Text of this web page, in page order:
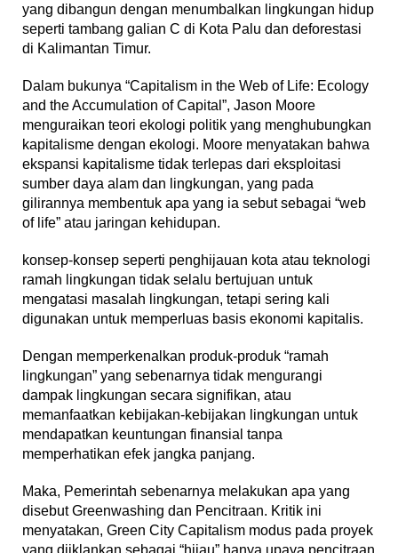
yang dibangun dengan menumbalkan lingkungan hidup
seperti tambang galian C di Kota Palu dan deforestasi
di Kalimantan Timur.
Dalam bukunya “Capitalism in the Web of Life: Ecology
and the Accumulation of Capital”, Jason Moore
menguraikan teori ekologi politik yang menghubungkan
kapitalisme dengan ekologi. Moore menyatakan bahwa
ekspansi kapitalisme tidak terlepas dari eksploitasi
sumber daya alam dan lingkungan, yang pada
gilirannya membentuk apa yang ia sebut sebagai “web
of life” atau jaringan kehidupan.
konsep-konsep seperti penghijauan kota atau teknologi
ramah lingkungan tidak selalu bertujuan untuk
mengatasi masalah lingkungan, tetapi sering kali
digunakan untuk memperluas basis ekonomi kapitalis.
Dengan memperkenalkan produk-produk “ramah
lingkungan” yang sebenarnya tidak mengurangi
dampak lingkungan secara signifikan, atau
memanfaatkan kebijakan-kebijakan lingkungan untuk
mendapatkan keuntungan finansial tanpa
memperhatikan efek jangka panjang.
Maka, Pemerintah sebenarnya melakukan apa yang
disebut Greenwashing dan Pencitraan. Kritik ini
menyatakan, Green City Capitalism modus pada proyek
yang diiklankan sebagai “hijau” hanya upaya pencitraan